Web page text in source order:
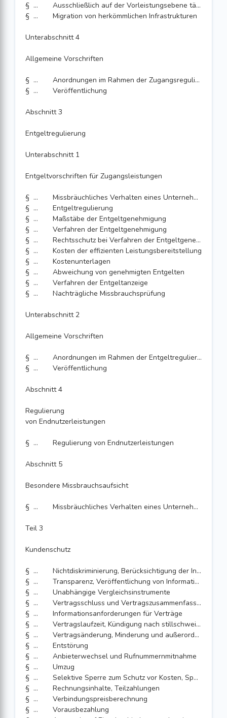
§ 33
Ausschließlich auf der Vorleistungsebene tätige Unternehmen
§ 34
Migration von herkömmlichen Infrastrukturen
Unterabschnitt 4
Allgemeine Vorschriften
§ 35
Anordnungen im Rahmen der Zugangsregulierung
§ 36
Veröffentlichung
Abschnitt 3
Entgeltregulierung
Unterabschnitt 1
Entgeltvorschriften für Zugangsleistungen
§ 37
Missbräuchliches Verhalten eines Unternehmens mit beträchtlicher Marktmacht bei der Forderung und Vereinbarung von Entgelten
§ 38
Entgeltregulierung
§ 39
Maßstäbe der Entgeltgenehmigung
§ 40
Verfahren der Entgeltgenehmigung
§ 41
Rechtsschutz bei Verfahren der Entgeltgenehmigung
§ 42
Kosten der effizienten Leistungsbereitstellung
§ 43
Kostenunterlagen
§ 44
Abweichung von genehmigten Entgelten
§ 45
Verfahren der Entgeltanzeige
§ 46
Nachträgliche Missbrauchsprüfung
Unterabschnitt 2
Allgemeine Vorschriften
§ 47
Anordnungen im Rahmen der Entgeltregulierung
§ 48
Veröffentlichung
Abschnitt 4
Regulierung
von Endnutzerleistungen
§ 49 Regulierung von Endnutzerleistungen
Abschnitt 5
Besondere Missbrauchsaufsicht
§ 50 Missbräuchliches Verhalten eines Unternehmens mit beträchtlicher Marktmacht
Teil 3
Kundenschutz
§ 51
Nichtdiskriminierung, Berücksichtigung der Interessen von Endnutzern mit Behinderungen
§ 52
Transparenz, Veröffentlichung von Informationen und Dienstemerkmalen zur Kostenkontrolle; Rechtsverordnung
§ 53
Unabhängige Vergleichsinstrumente
§ 54
Vertragsschluss und Vertragszusammenfassung
§ 55
Informationsanforderungen für Verträge
§ 56
Vertragslaufzeit, Kündigung nach stillschweigender Vertragsverlängerung
§ 57
Vertragsänderung, Minderung und außerordentliche Kündigung
§ 58
Entstörung
§ 59
Anbieterwechsel und Rufnummernmitnahme
§ 60
Umzug
§ 61
Selektive Sperre zum Schutz vor Kosten, Sperre bei Zahlungsverzug
§ 62
Rechnungsinhalte, Teilzahlungen
§ 63
Verbindungspreisberechnung
§ 64
Vorausbezahlung